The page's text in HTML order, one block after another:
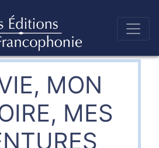
MON
MES